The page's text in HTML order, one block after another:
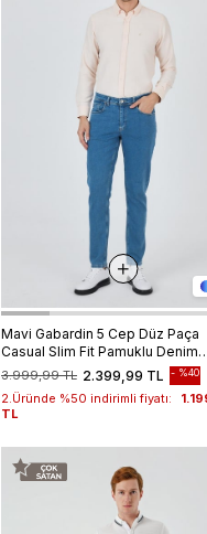
Mavi Gabardin 5 Cep Düz Paça
Casual Slim Fit Pamuklu Denim
Pantolon 1023250155
2.399,99 TL
3.999,99 TL %40
2.Üründe %50 indirimli fiyatı:
TL